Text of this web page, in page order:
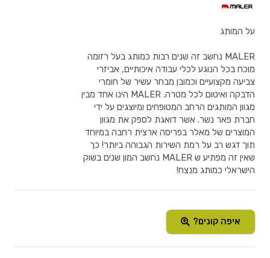
על המותג
MALER נחשב זה שנים רבות כמותג בעל רזומה
מוכח בכל הנוגע לכלי עבודה איכותיים, אביזרי
צביעה מקצועיים וכמובן מבחר עשיר של חומרי
הדבקה ואיטום לכל מטרה. MALER הינו אחד מבין
מגוון המותגים הרחב המטופחים ומיוצגים על ידי
חברת פאר נשר. אשר דואגת לספק את מגוון
המוצרים של מאלר בפריסה ארצית רחבה במיוחד
תוך דגש רב על רמת השירות הגבוהה ביותר! כך
שאין זה מפתיע ש MALER נחשב המון שנים בשוק
הישראלי כמותג מנצח!
איפה קונים?